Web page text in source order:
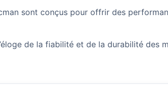
sont conçus pour offrir des
de la fiabilité et de la durabilité des